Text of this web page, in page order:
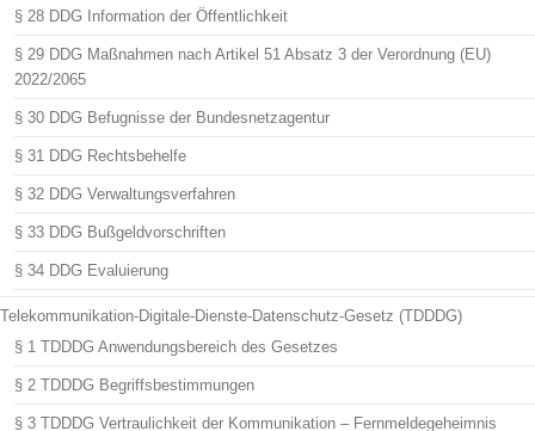
§ 28 DDG Information der Öffentlichkeit
§ 29 DDG Maßnahmen nach Artikel 51 Absatz 3 der Verordnung (EU)
2022/2065
§ 30 DDG Befugnisse der Bundesnetzagentur
§ 31 DDG Rechtsbehelfe
§ 32 DDG Verwaltungsverfahren
§ 33 DDG Bußgeldvorschriften
§ 34 DDG Evaluierung
Telekommunikation-Digitale-Dienste-Datenschutz-Gesetz (TDDDG)
§ 1 TDDDG Anwendungsbereich des Gesetzes
§ 2 TDDDG Begriffsbestimmungen
§ 3 TDDDG Vertraulichkeit der Kommunikation – Fernmeldegeheimnis